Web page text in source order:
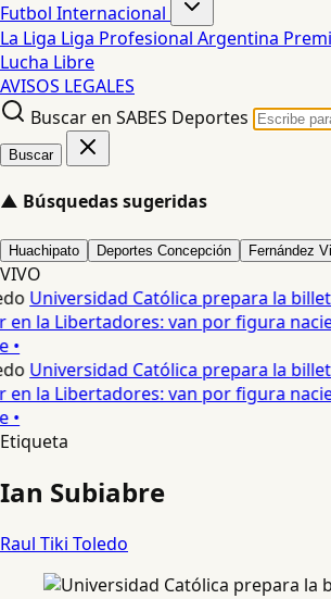
Futbol Internacional
La Liga Liga Profesional Argentina
Lucha Libre
AVISOS LEGALES
Buscar en SABES Deportes
Buscar
▲ Búsquedas sugeridas
Huachipato Deportes Concepción Fernández
VIVO
Universidad Católica prepara la
en la Libertadores: van por figura
•
Universidad Católica prepara la
en la Libertadores: van por figura
•
Etiqueta
Ian Subiabre
Raul Tiki Toledo